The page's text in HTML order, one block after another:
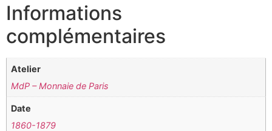
Informations
complémentaires
Atelier
MdP – Monnaie de Paris
Date
1860-1879